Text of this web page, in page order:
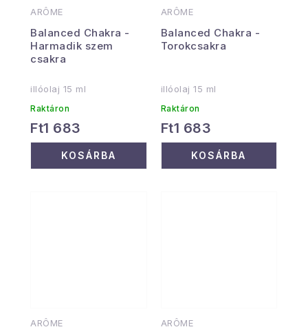
ARÔME
Balanced Chakra -
Harmadik szem
csakra
illóolaj 15 ml
Raktáron
Ft1 683
KOSÁRBA
ARÔME
Balanced Chakra -
Torokcsakra
illóolaj 15 ml
Raktáron
Ft1 683
KOSÁRBA
ARÔME ARÔME